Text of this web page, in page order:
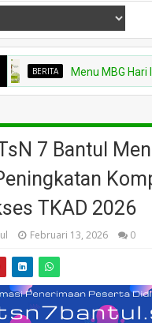
BERITA Menu MBG Hari Ini,
7 Bantul
TKAD 2026
Februari 13, 2026 0